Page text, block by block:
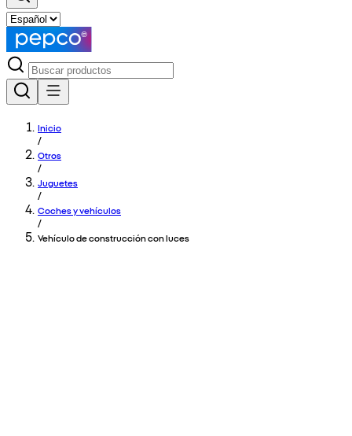
Inicio
/
Otros
/
Juguetes
/
Coches y vehículos
/
Vehículo de construcción con luces